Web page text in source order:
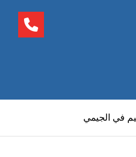
في الجيمي